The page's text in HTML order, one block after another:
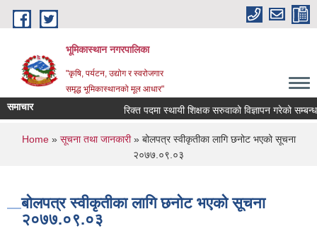
Skip to main content
भूमिकास्थान नगरपालिका
"कृषि, पर्यटन, उद्योग र स्वरोजगार
समृद्ध भूमिकास्थानको मूल आधार"
समाचार रिक्त पदमा स्थायी शिक्षक सरुवाको विज्ञापन गरेको सम्बन्धमा
You are here
Home» सूचना तथा जानकारी» बोलपत्र स्वीकृतीका लागि छनोट भएको सूचना
२०७७.०९.०३
बोलपत्र स्वीकृतीका लागि छनोट भएको सूचना
२०७७.०९.०३